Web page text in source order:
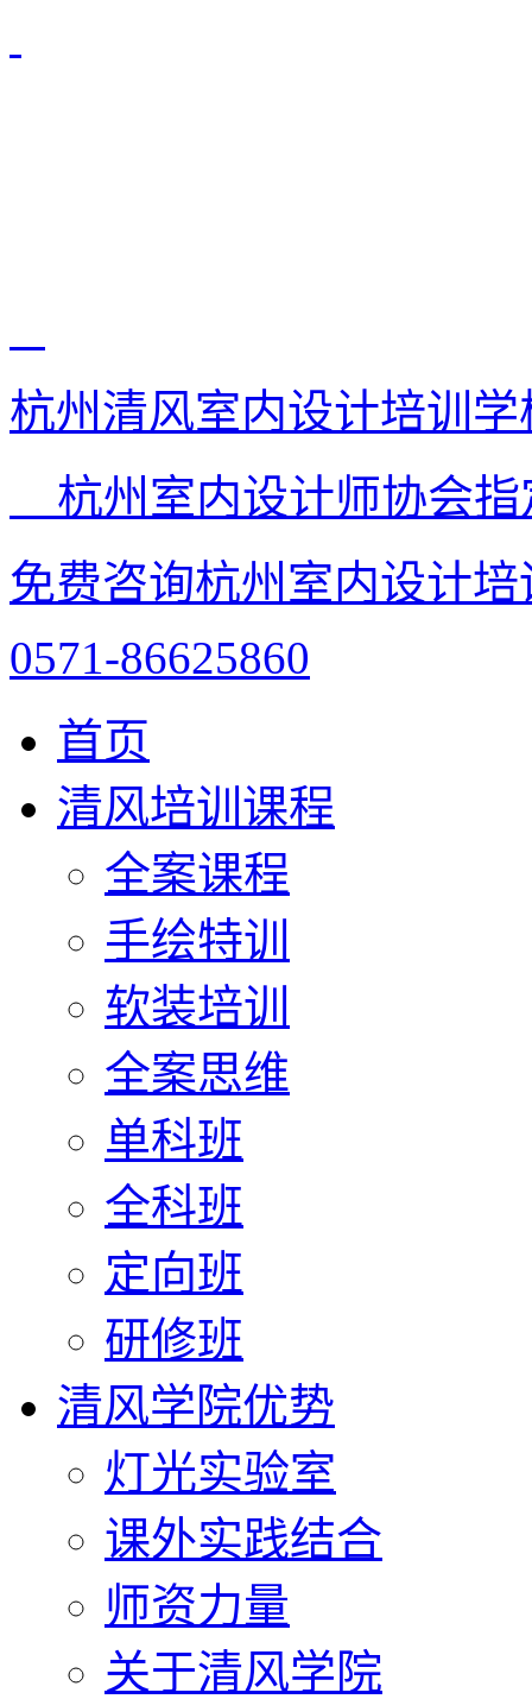
杭州清风室内设计培训学
杭州室内设计师协会
免费咨询杭州室内设计
0571-86625860
首页
清风培训课程
全案课程
手绘特训
软装培训
全案思维
单科班
全科班
定向班
研修班
清风学院优势
灯光实验室
课外实践结合
师资力量
关于清风学院